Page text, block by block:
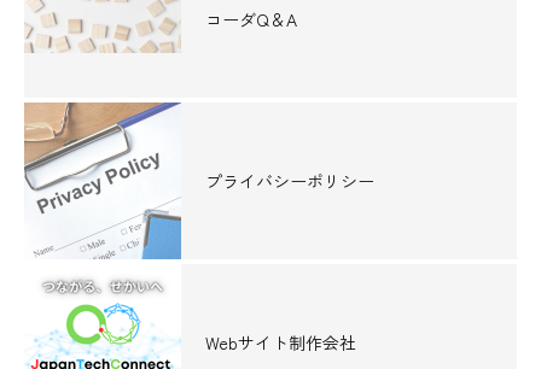
コーダQ＆A
プライバシーポリシー
Webサイト制作会社